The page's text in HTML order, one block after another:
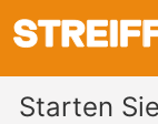
Starten